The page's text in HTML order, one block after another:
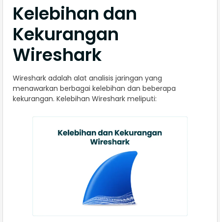
Kelebihan dan
Kekurangan
Wireshark
Wireshark adalah alat analisis jaringan yang
menawarkan berbagai kelebihan dan beberapa
kekurangan. Kelebihan Wireshark meliputi: